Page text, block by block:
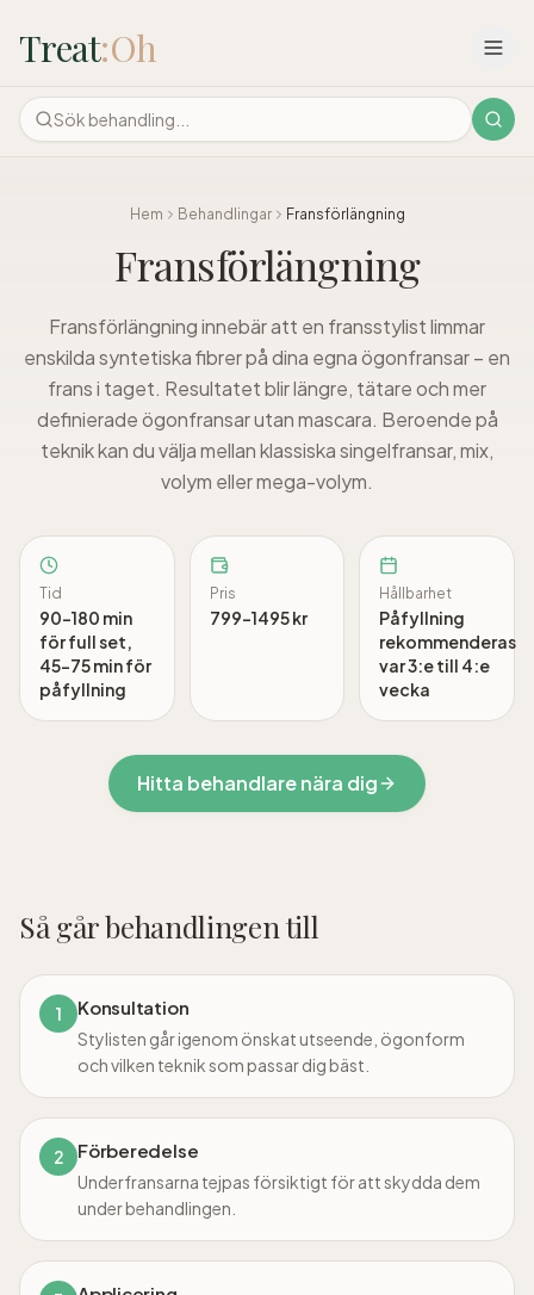
Treat:Oh
Hem Behandlingar Fransförlängning
Fransförlängning
Fransförlängning innebär att en fransstylist limmar
enskilda syntetiska fibrer på dina egna ögonfransar – en
frans i taget. Resultatet blir längre, tätare och mer
definierade ögonfransar utan mascara. Beroende på
teknik kan du välja mellan klassiska singelfransar, mix,
volym eller mega-volym.
Tid
90–180 min
för full set,
45–75 min för
påfyllning
Pris
799–1495kr
Hållbarhet
Påfyllning
rekommenderas
var 3:e till 4:e
vecka
Hitta behandlare nära dig
Så går behandlingen till
1 Konsultation
Stylisten går igenom önskat utseende, ögonform
och vilken teknik som passar dig bäst.
2 Förberedelse
Underfransarna tejpas försiktigt för att skydda dem
under behandlingen.